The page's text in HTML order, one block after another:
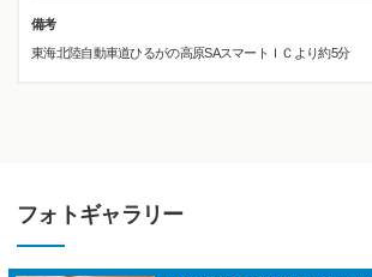
備考
東海北陸自動車道ひるがの高原SAスマートＩＣより約5分
フォトギャラリー